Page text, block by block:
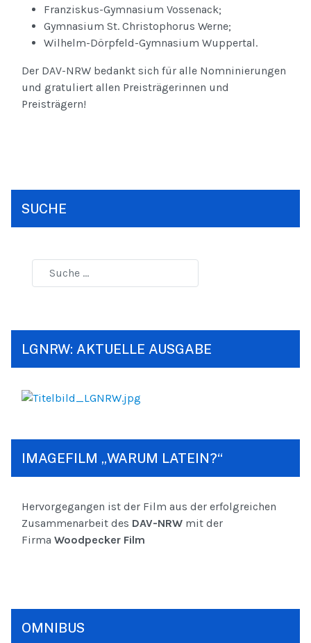
Franziskus-Gymnasium Vossenack;
Gymnasium St. Christophorus Werne;
Wilhelm-Dörpfeld-Gymnasium Wuppertal.
Der DAV-NRW bedankt sich für alle Nomninierungen
und gratuliert allen Preisträgerinnen und
Preisträgern!
SUCHE
LGNRW: AKTUELLE AUSGABE
IMAGEFILM „WARUM LATEIN?“
Hervorgegangen ist der Film aus der erfolgreichen
Zusammenarbeit des DAV-NRW mit der
Firma Woodpecker Film
OMNIBUS